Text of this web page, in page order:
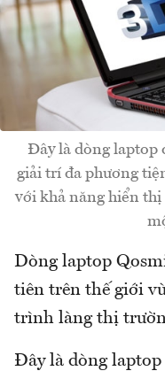
Đây là dòng laptop
giải trí đa phương
với khả năng hiển
Dòng laptop
tiên trên thế giới
trình làng thị
Đây là dòng laptop